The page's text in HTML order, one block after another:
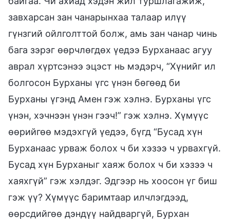
завхарсан зан чанарынхаа талаар илүү
гүнзгий ойлголттой болж, амь зан чанар чинь
бага зэрэг өөрчлөгдөх үедээ Бурханаас агуу
аврал хүртсэнээ эцэст нь мэдэрч, “Хүнийг ил
болгосон Бурханы үгс үнэн бөгөөд би
Бурханы үгэнд Амен гэж хэлнэ. Бурханы үгс
үнэн, хэчнээн үнэн гээч!” гэж хэлнэ. Хүмүүс
өөрийгөө мэдэхгүй үедээ, бүгд “Бусад хүн
Бурханаас урваж болох ч би хэзээ ч урвахгүй.
Бусад хүн Бурханыг хаяж болох ч би хэзээ ч
хаяхгүй” гэж хэлдэг. Эдгээр нь хоосон үг биш
гэж үү? Хүмүүс баримтаар илчлэгдээд,
өөрсдийгөө дэндүү найдваргүй, Бурхан